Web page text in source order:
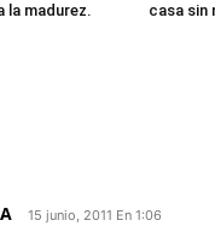
la madurez.
casa sin
15 junio, 2011 En 1:06